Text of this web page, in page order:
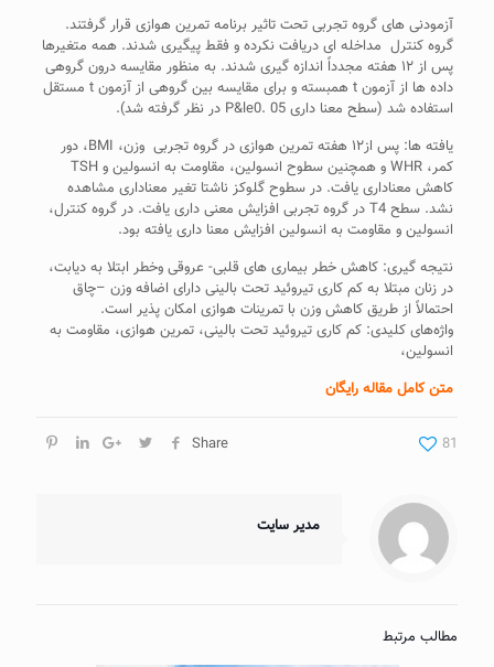
آزمودنی های گروه تجربی تحت تاثیر برنامه تمرین هوازی قرار گرفتند.
گروه کنترل مداخله ای دریافت نکرده و فقط پیگیری شدند. همه متغیرها
پس از ۱۲ هفته مجدداً اندازه گیری شدند. به منظور مقایسه درون گروهی
داده ها از آزمون t همبسته و برای مقایسه بین گروهی از آزمون t مستقل
استفاده شد (سطح معنا داری P&le0. 05 در نظر گرفته شد).
یافته ها: پس از۱۲ هفته تمرین هوازی در گروه تجربی وزن، BMI، دور
کمر، WHR و همچنین سطوح انسولین، مقاومت به انسولین و TSH
کاهش معناداری یافت. در سطوح گلوکز ناشتا تغیر معناداری مشاهده
نشد. سطح T4 در گروه تجربی افزایش معنی داری یافت. در گروه کنترل،
انسولین و مقاومت به انسولین افزایش معنا داری یافته بود.
نتیجه گیری: کاهش خطر بیماری های قلبی- عروقی وخطر ابتلا به دیابت،
در زنان مبتلا به کم کاری تیروئید تحت بالینی دارای اضافه وزن –چاق
احتمالاً از طریق کاهش وزن با تمرینات هوازی امکان پذیر است.
واژه‌های کلیدی: کم کاری تیروئید تحت بالینی، تمرین هوازی، مقاومت به
انسولین،
متن کامل مقاله رایگان
Share 81
مدیر سایت
مطالب مرتبط